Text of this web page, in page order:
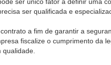
ser único fator a definir uma
ser qualificada e
a fim de garantir a
fiscalize o cumprimento da
qualidade.